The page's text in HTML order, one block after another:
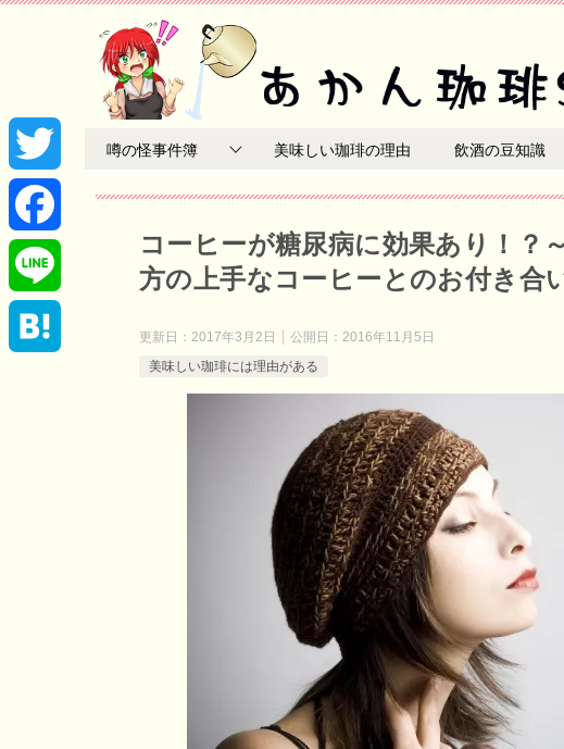
噂の怪事件簿 美味しい珈琲の理由 飲酒の豆知識
コーヒーが糖尿病に効果あり！？
方の上手なコーヒーとのお付き合
更新日： 2017年3月2日 公開日： 2016年11月5日
美味しい珈琲には理由がある
T
w
i
t
F
a